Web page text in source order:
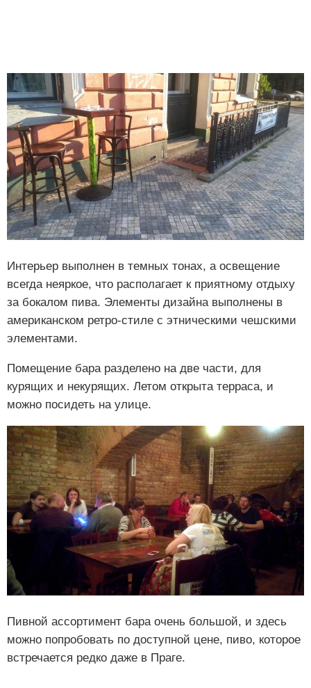
Интерьер выполнен в темных тонах, а освещение
всегда неяркое, что располагает к приятному отдыху
за бокалом пива. Элементы дизайна выполнены в
американском ретро-стиле с этническими чешскими
элементами.
Помещение бара разделено на две части, для
курящих и некурящих. Летом открыта терраса, и
можно посидеть на улице.
Пивной ассортимент бара очень большой, и здесь
можно попробовать по доступной цене, пиво, которое
встречается редко даже в Праге.